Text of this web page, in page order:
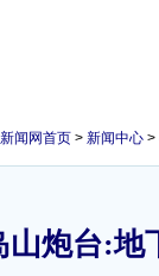
新闻网首页 > 新闻中心 >
山炮台:地